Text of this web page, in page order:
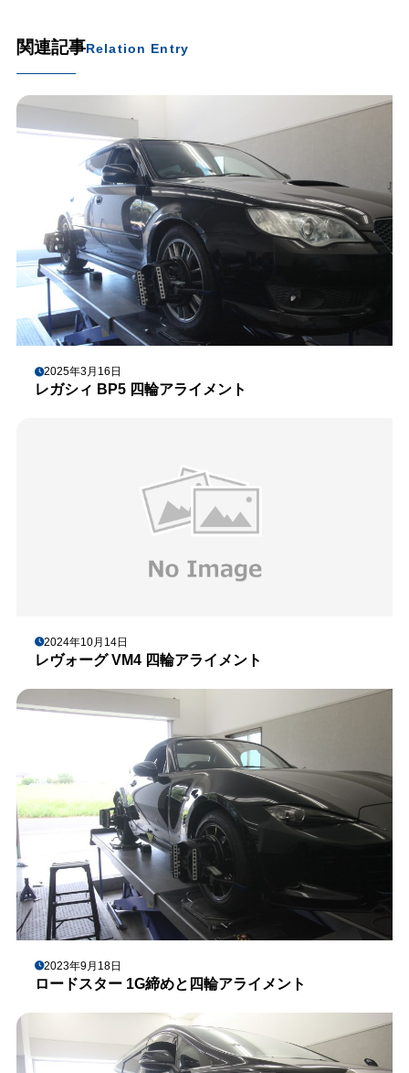
関連記事Relation Entry
2025年3月16日
レガシィ BP5 四輪アライメント
2024年10月14日
レヴォーグ VM4 四輪アライメント
2023年9月18日
ロードスター 1G締めと四輪アライメント